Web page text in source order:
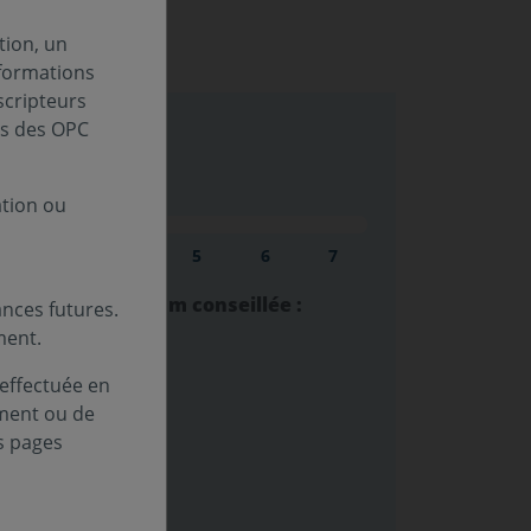
Niveau
5 Niveau
6 Niveau
7
minimum conseillée :
:
un
des OPC
ou
futures.
en
ou de
pages